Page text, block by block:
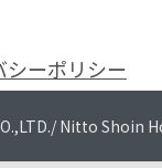
シーポリシー
Nitto Shoin